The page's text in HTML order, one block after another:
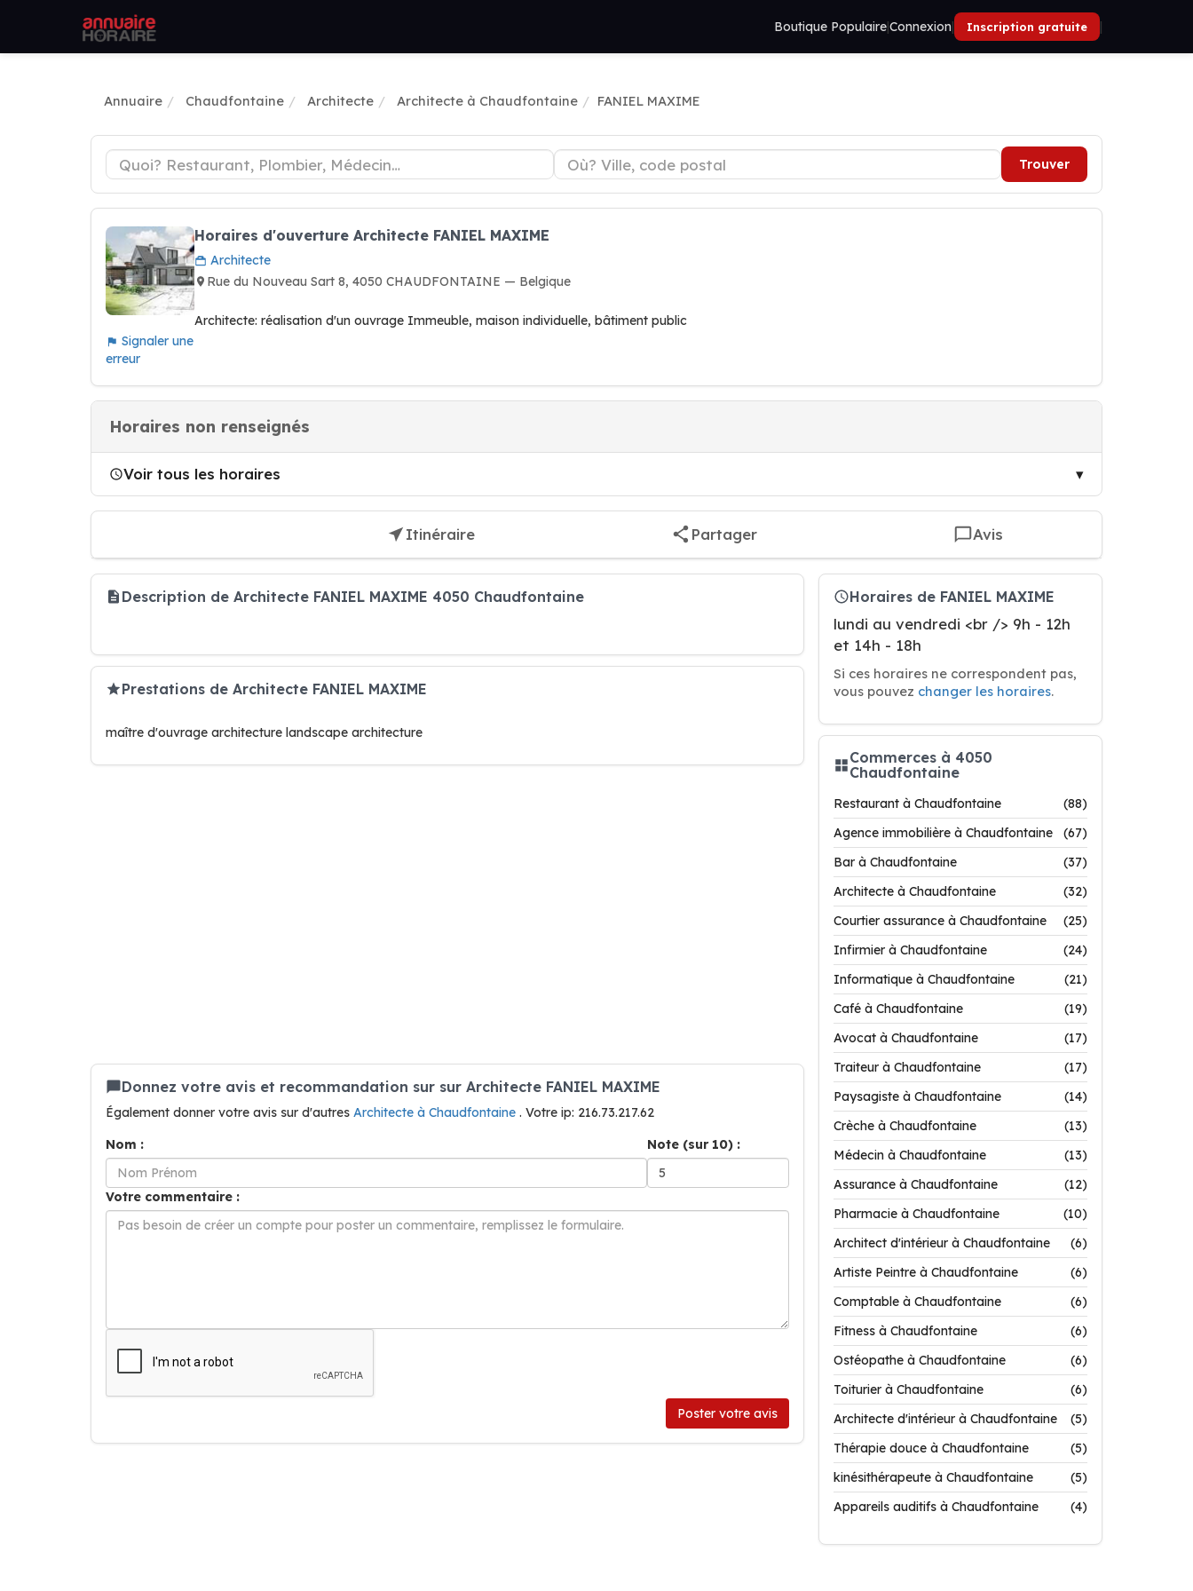
Boutique Populaire|Connexion| Inscription gratuite |
Annuaire Chaudfontaine Architecte Architecte à Chaudfontaine FANIEL MAXIME
Trouver
Signaler une
erreur
Horaires d'ouverture Architecte FANIEL MAXIME
Architecte
Rue du Nouveau Sart 8, 4050 CHAUDFONTAINE — Belgique
Architecte: réalisation d'un ouvrage Immeuble, maison individuelle, bâtiment public
Horaires non renseignés
Voir tous les horaires
Itinéraire Partager Avis
Description de Architecte FANIEL MAXIME 4050 Chaudfontaine
Prestations de Architecte FANIEL MAXIME
maître d'ouvrage architecture landscape architecture
Donnez votre avis et recommandation sur sur Architecte FANIEL MAXIME
Également donner votre avis sur d'autres Architecte à Chaudfontaine . Votre ip: 216.73.217.62
Nom :
Note (sur 10) :
Votre commentaire :
Poster votre avis
Horaires de FANIEL MAXIME
lundi au vendredi <br /> 9h - 12h
et 14h - 18h
Si ces horaires ne correspondent pas,
vous pouvez changer les horaires.
Commerces à 4050
Chaudfontaine
Restaurant à Chaudfontaine
(88)
Agence immobilière à Chaudfontaine
(67)
Bar à Chaudfontaine
(37)
Architecte à Chaudfontaine
(32)
Courtier assurance à Chaudfontaine
(25)
Infirmier à Chaudfontaine
(24)
Informatique à Chaudfontaine
(21)
Café à Chaudfontaine
(19)
Avocat à Chaudfontaine
(17)
Traiteur à Chaudfontaine
(17)
Paysagiste à Chaudfontaine
(14)
Crèche à Chaudfontaine
(13)
Médecin à Chaudfontaine
(13)
Assurance à Chaudfontaine
(12)
Pharmacie à Chaudfontaine
(10)
Architect d'intérieur à Chaudfontaine
(6)
Artiste Peintre à Chaudfontaine
(6)
Comptable à Chaudfontaine
(6)
Fitness à Chaudfontaine
(6)
Ostéopathe à Chaudfontaine
(6)
Toiturier à Chaudfontaine
(6)
Architecte d'intérieur à Chaudfontaine
(5)
Thérapie douce à Chaudfontaine
(5)
kinésithérapeute à Chaudfontaine
(5)
Appareils auditifs à Chaudfontaine
(4)